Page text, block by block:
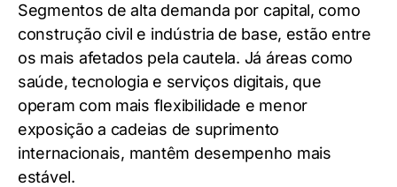
Segmentos de alta demanda por capital, como
construção civil e indústria de base, estão entre
os mais afetados pela cautela. Já áreas como
saúde, tecnologia e serviços digitais, que
operam com mais flexibilidade e menor
exposição a cadeias de suprimento
internacionais, mantêm desempenho mais
estável.